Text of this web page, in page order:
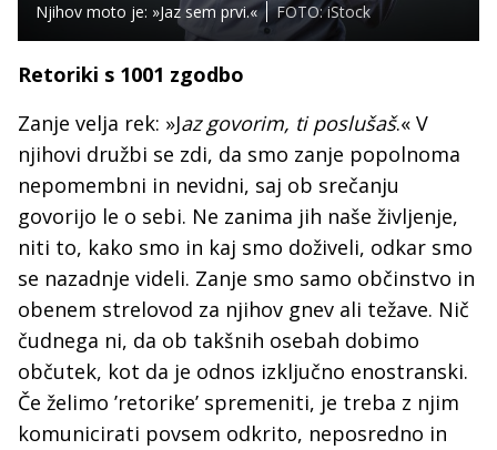
Njihov moto je: »Jaz sem prvi.« FOTO: iStock
Retoriki s 1001 zgodbo
Zanje velja rek: »Jaz govorim, ti poslušaš.« V
njihovi družbi se zdi, da smo zanje popolnoma
nepomembni in nevidni, saj ob srečanju
govorijo le o sebi. Ne zanima jih naše življenje,
niti to, kako smo in kaj smo doživeli, odkar smo
se nazadnje videli. Zanje smo samo občinstvo in
obenem strelovod za njihov gnev ali težave. Nič
čudnega ni, da ob takšnih osebah dobimo
občutek, kot da je odnos izključno enostranski.
Če želimo ’retorike’ spremeniti, je treba z njim
komunicirati povsem odkrito, neposredno in